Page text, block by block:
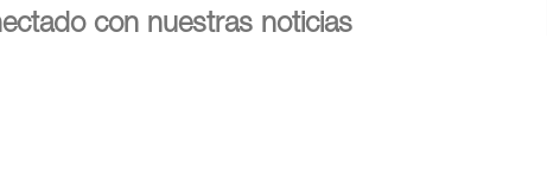
con nuestras noticias